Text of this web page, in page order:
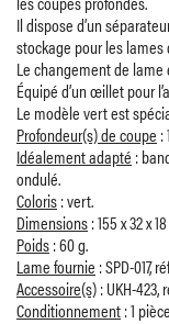
Il dispose d’un
stockage pour les lames
Le changement de
Équipé d’un œillet pour
Le modèle vert est
Profondeur(s) de coupe :
Idéalement adapté :
ondulé.
Coloris: vert.
Dimensions: 155 x 32 x
Poids: 60 g.
Lame fournie : SPD-017,
Accessoire(s): UKH-423,
Conditionnement: 1